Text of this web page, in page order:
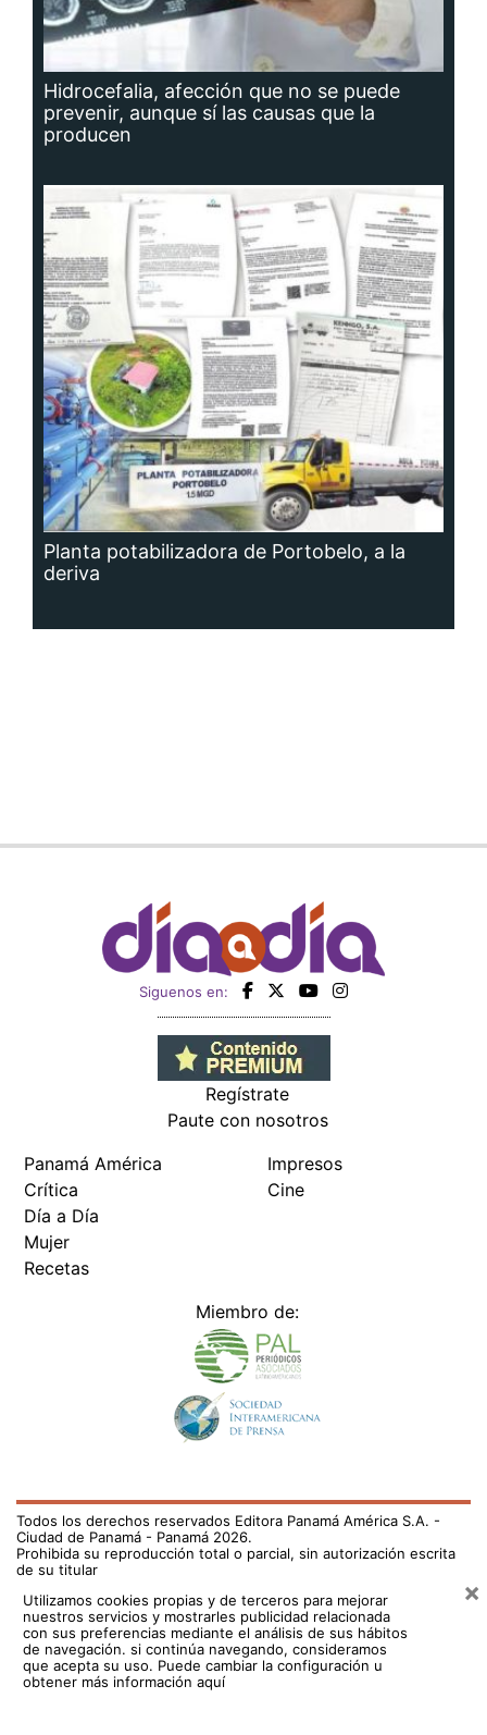
Hidrocefalia, afección que no se puede
prevenir, aunque sí las causas que la
producen
Planta potabilizadora de Portobelo, a la
deriva
Siguenos en:
Regístrate
Paute con nosotros
Panamá América
Crítica
Día a Día
Mujer
Recetas
Impresos
Cine
Miembro de:
Todos los derechos reservados Editora Panamá América S.A. -
Ciudad de Panamá - Panamá 2026.
Prohibida su reproducción total o parcial, sin autorización escrita
de su titular
Utilizamos cookies propias y de terceros para mejorar
nuestros servicios y mostrarles publicidad relacionada
con sus preferencias mediante el análisis de sus hábitos
de navegación. si continúa navegando, consideramos
que acepta su uso. Puede cambiar la configuración u
obtener más información aquí
×